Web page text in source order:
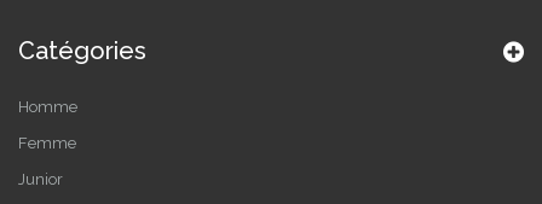
Catégories
Homme
Femme
Junior